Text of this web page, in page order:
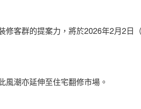
客群的提案力，將於2026年2月2日
風潮亦延伸至住宅翻修市場。